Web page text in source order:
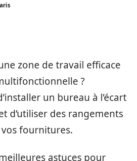
zone de travail efficace
?
un bureau à l’écart
d’utiliser des rangements
fournitures.
astuces pour